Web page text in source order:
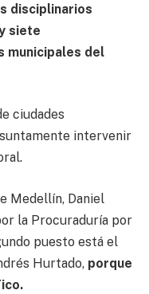
disciplinarios
siete
municipales del
ciudades
intervenir
Medellín, Daniel
la Procuraduría por
puesto está el
Hurtado, porque